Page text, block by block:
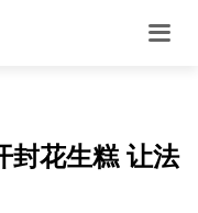
封花生糕 让法